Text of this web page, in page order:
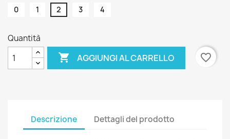
0 1 2 3 4
Quantità
 AGGIUNGI AL CARRELLO favorite_border
Descrizione Dettagli del prodotto